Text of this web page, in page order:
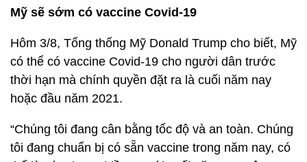
Mỹ sẽ sớm có vaccine Covid-19
Hôm 3/8, Tổng thống Mỹ Donald Trump cho biết, Mỹ
có thể có vaccine Covid-19 cho người dân trước
thời hạn mà chính quyền đặt ra là cuối năm nay
hoặc đầu năm 2021.
“Chúng tôi đang cân bằng tốc độ và an toàn. Chúng
tôi đang chuẩn bị có sẵn vaccine trong năm nay, có